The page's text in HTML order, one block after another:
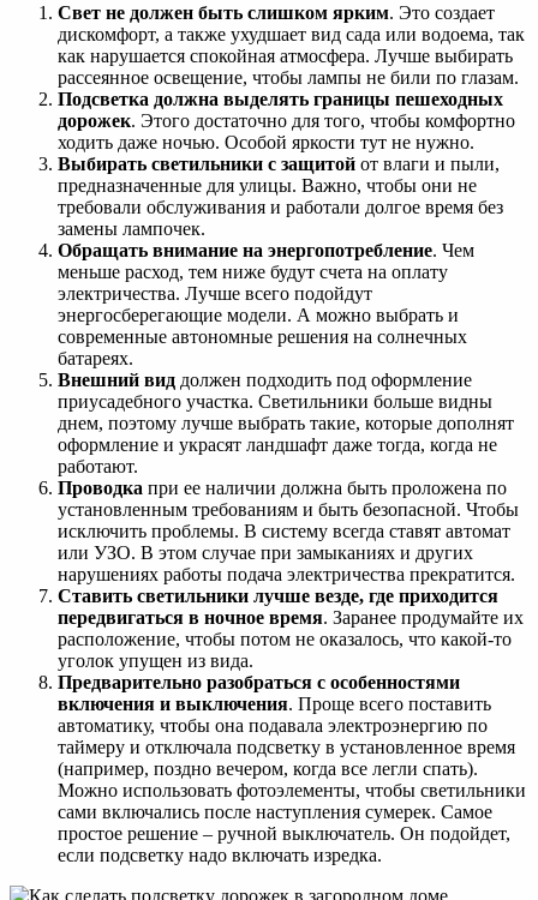
Свет не должен быть слишком ярким. Это создает
дискомфорт, а также ухудшает вид сада или водоема, так
как нарушается спокойная атмосфера. Лучше выбирать
рассеянное освещение, чтобы лампы не били по глазам.
Подсветка должна выделять границы пешеходных
дорожек. Этого достаточно для того, чтобы комфортно
ходить даже ночью. Особой яркости тут не нужно.
Выбирать светильники с защитой от влаги и пыли,
предназначенные для улицы. Важно, чтобы они не
требовали обслуживания и работали долгое время без
замены лампочек.
Обращать внимание на энергопотребление. Чем
меньше расход, тем ниже будут счета на оплату
электричества. Лучше всего подойдут
энергосберегающие модели. А можно выбрать и
современные автономные решения на солнечных
батареях.
Внешний вид должен подходить под оформление
приусадебного участка. Светильники больше видны
днем, поэтому лучше выбрать такие, которые дополнят
оформление и украсят ландшафт даже тогда, когда не
работают.
Проводка при ее наличии должна быть проложена по
установленным требованиям и быть безопасной. Чтобы
исключить проблемы. В систему всегда ставят автомат
или УЗО. В этом случае при замыканиях и других
нарушениях работы подача электричества прекратится.
Ставить светильники лучше везде, где приходится
передвигаться в ночное время. Заранее продумайте их
расположение, чтобы потом не оказалось, что какой-то
уголок упущен из вида.
Предварительно разобраться с особенностями
включения и выключения. Проще всего поставить
автоматику, чтобы она подавала электроэнергию по
таймеру и отключала подсветку в установленное время
(например, поздно вечером, когда все легли спать).
Можно использовать фотоэлементы, чтобы светильники
сами включались после наступления сумерек. Самое
простое решение – ручной выключатель. Он подойдет,
если подсветку надо включать изредка.